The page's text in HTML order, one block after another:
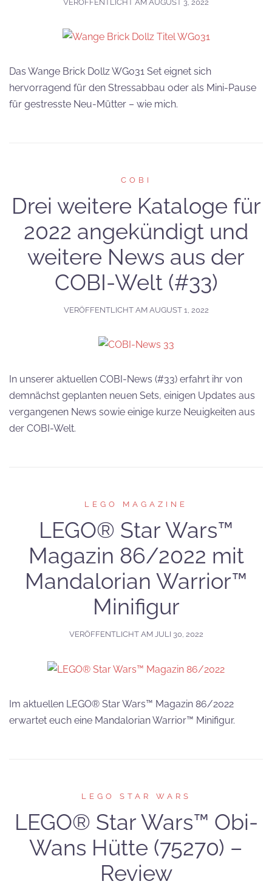
VERÖFFENTLICHT AM AUGUST 3, 2022
Das Wange Brick Dollz WG031 Set eignet sich
hervorragend für den Stressabbau oder als Mini-Pause
für gestresste Neu-Mütter – wie mich.
COBI
Drei weitere Kataloge für
2022 angekündigt und
weitere News aus der
COBI-Welt (#33)
VERÖFFENTLICHT AM AUGUST 1, 2022
In unserer aktuellen COBI-News (#33) erfahrt ihr von
demnächst geplanten neuen Sets, einigen Updates aus
vergangenen News sowie einige kurze Neuigkeiten aus
der COBI-Welt.
LEGO MAGAZINE
LEGO® Star Wars™
Magazin 86/2022 mit
Mandalorian Warrior™
Minifigur
VERÖFFENTLICHT AM JULI 30, 2022
Im aktuellen LEGO® Star Wars™ Magazin 86/2022
erwartet euch eine Mandalorian Warrior™ Minifigur.
LEGO STAR WARS
LEGO® Star Wars™ Obi-
Wans Hütte (75270) –
Review